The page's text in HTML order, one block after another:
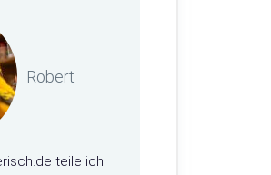
Robert
teile ich